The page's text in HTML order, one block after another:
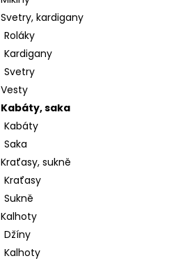
Svetry, kardigany
Roláky
Kardigany
Svetry
Vesty
Kabáty, saka
Kabáty
Saka
Kraťasy, sukně
Kraťasy
Sukně
Kalhoty
Džíny
Kalhoty